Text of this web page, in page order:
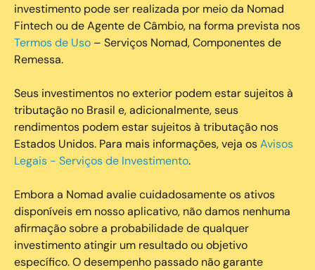
investimento pode ser realizada por meio da Nomad
Fintech ou de Agente de Câmbio, na forma prevista nos
Termos de Uso – Serviços Nomad, Componentes de
Remessa.
Seus investimentos no exterior podem estar sujeitos à
tributação no Brasil e, adicionalmente, seus
rendimentos podem estar sujeitos à tributação nos
Estados Unidos. Para mais informações, veja osAvisos
Legais - Serviços de Investimento.
Embora a Nomad avalie cuidadosamente os ativos
disponíveis em nosso aplicativo, não damos nenhuma
afirmação sobre a probabilidade de qualquer
investimento atingir um resultado ou objetivo
específico. O desempenho passado não garante